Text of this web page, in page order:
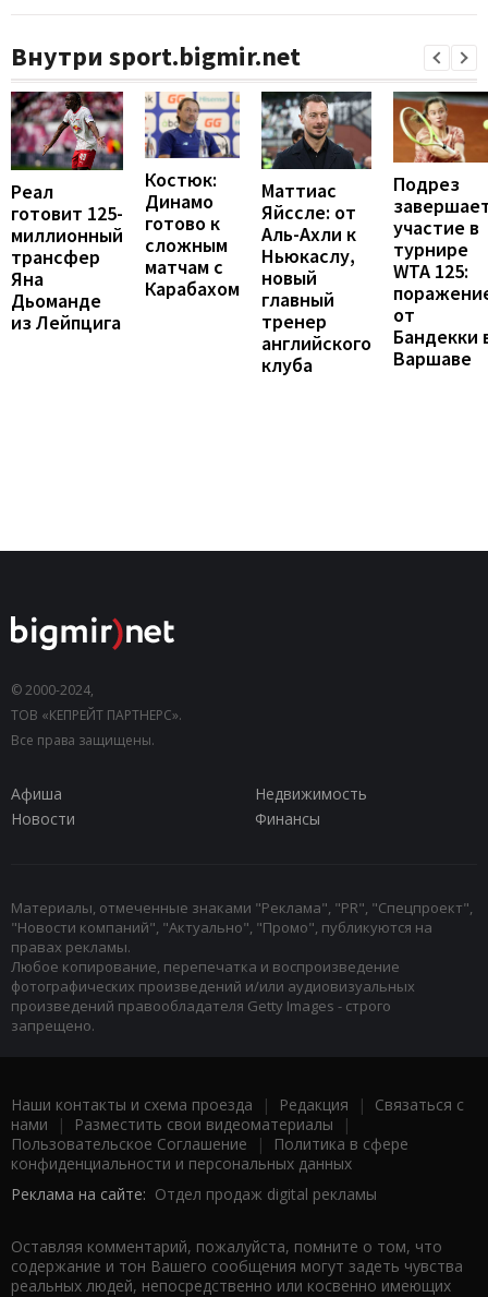
Внутри sport.bigmir.net
Реал
готовит 125-
миллионный
трансфер
Яна
Дьоманде
из Лейпцига
Костюк:
Динамо
готово к
сложным
матчам с
Карабахом
Маттиас
Яйссле: от
Аль-Ахли к
Ньюкаслу,
новый
главный
тренер
английского
клуба
Подрез
участие в
турнире
WTA 125:
от
Бандекки
Варшаве
© 2000-2024,
ТОВ «КЕПРЕЙТ ПАРТНЕРС».
Все права защищены.
Афиша
Недвижимость
Новости
Финансы
Материалы, отмеченные знаками "Реклама", "PR", "Спецпроект",
"Новости компаний", "Актуально", "Промо", публикуются на
правах рекламы.
Любое копирование, перепечатка и воспроизведение
фотографических произведений и/или аудиовизуальных
произведений правообладателя Getty Images - строго
запрещено.
Наши контакты и схема проезда | Редакция | Связаться с
нами | Разместить свои видеоматериалы |
Пользовательское Соглашение |
Политика в сфере
конфиденциальности и персональных данных
Реклама на сайте: Отдел продаж digital рекламы
Оставляя комментарий, пожалуйста, помните о том, что
содержание и тон Вашего сообщения могут задеть чувства
реальных людей, непосредственно или косвенно имеющих